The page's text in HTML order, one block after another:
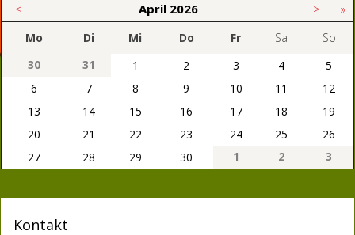
< April 2026 > »
Mo Di Mi Do Fr Sa
So
30
31 1 2 3 4
5
6
7 8 9 10 11
12
13
14 15 16 17 18
19
20
21 22 23 24 25
26
27
28 29 30 1 2 3
Kontakt